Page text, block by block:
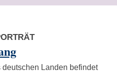
deutschen Landen befindet